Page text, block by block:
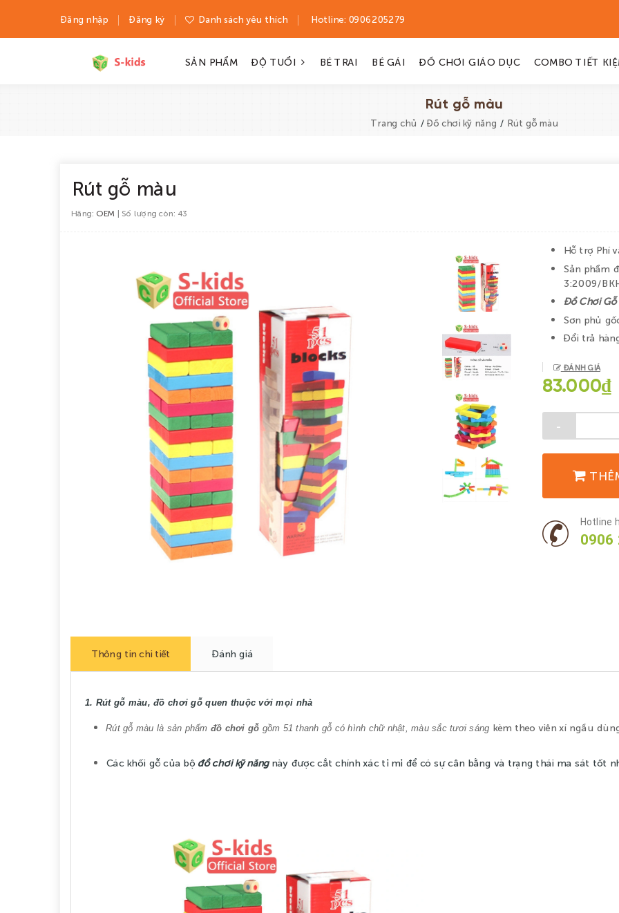
Đăng nhập Đăng ký Danh sách yêu thích Hotline: 0906205279
SẢN PHẨM ĐỘ TUỔI BÉ TRAI BÉ GÁI ĐỒ CHƠI GIÁO DỤC COMBO TIẾT
Rút gỗ màu
Trang chủ / Đồ chơi kỹ năng / Rút gỗ màu
Rút gỗ màu
Hãng: OEM | Số lượng còn: 43
Hỗ trợ Phí
Sản phẩm
3:2009/
Đồ Chơi Gỗ
Sơn phủ
Đổi trả
ĐÁNH GIÁ
83.000₫
-
Hotline
0906
Thông tin chi tiết Đánh giá
1. Rút gỗ màu, đồ chơi gỗ quen thuộc với mọi nhà
Rút gỗ màu là sản phẩm đồ chơi gỗ gồm 51 thanh gỗ có hình chữ nhật, màu sắc tươi sáng kèm theo viên xí ngầu
Các khối gỗ của bộ đồ chơi kỹ năngnày được cắt chính xác tỉ mỉ để có sự cân bằng và trạng thái ma sát tốt